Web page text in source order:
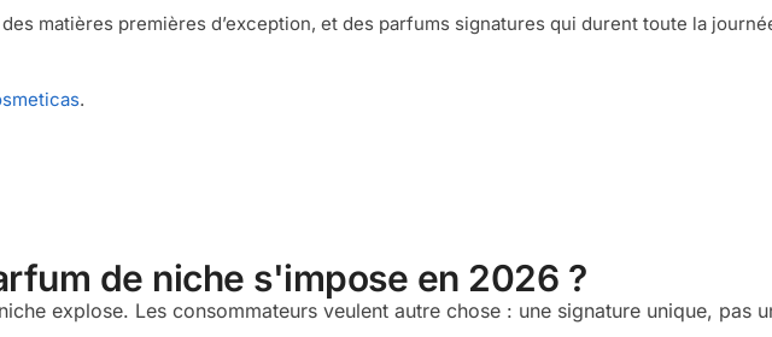
matières premières d’exception, et des parfums signatures qui durent toute la
.
de niche s'impose en 2026 ?
explose. Les consommateurs veulent autre chose : une signature unique, pas